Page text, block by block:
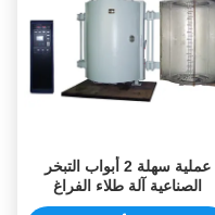
عملية سهلة 2 أبواب التبخر
الصناعية آلة طلاء الفراغ
للبلاستيك الذهبي فضي لامع